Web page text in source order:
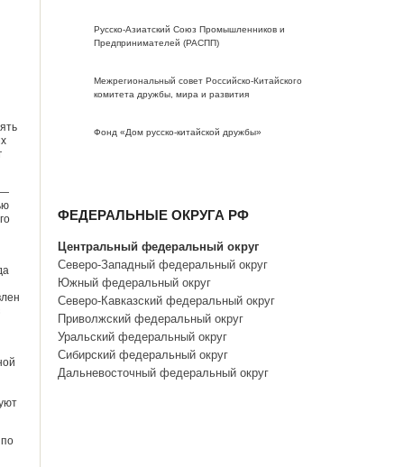
—
Русско-Азиатский Союз Промышленников и
Предпринимателей (РАСПП)
Межрегиональный совет Российско-Китайского
комитета дружбы, мира и развития
Фонд «Дом русско-китайской дружбы»
ФЕДЕРАЛЬНЫЕ ОКРУГА РФ
Центральный федеральный округ
Северо-Западный федеральный округ
Южный федеральный округ
Северо-Кавказский федеральный округ
Приволжский федеральный округ
Уральский федеральный округ
Сибирский федеральный округ
Дальневосточный федеральный округ